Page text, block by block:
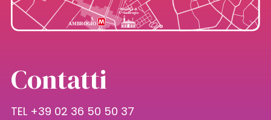
Contatti
TEL +39 02 36 50 50 37